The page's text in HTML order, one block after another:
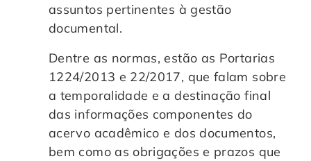
assuntos pertinentes à gestão
documental.
Dentre as normas, estão as Portarias
1224/2013 e 22/2017, que falam sobre
a temporalidade e a destinação final
das informações componentes do
acervo acadêmico e dos documentos,
bem como as obrigações e prazos que